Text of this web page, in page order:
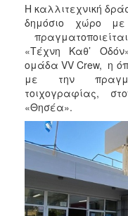
Η καλλιτεχνική
δημόσιο χώρο με
«Τέχνη Καθ’
ομάδα VV Crew, η
με την
τοιχογραφίας,
«Θησέα».